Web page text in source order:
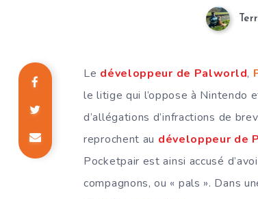
Le développeur de Palworld,
le litige qui l’oppose à Nintendo
d’allégations d’infractions de
reprochent au développeur de
Pocketpair est ainsi accusé
compagnons, ou « pals ». Dans